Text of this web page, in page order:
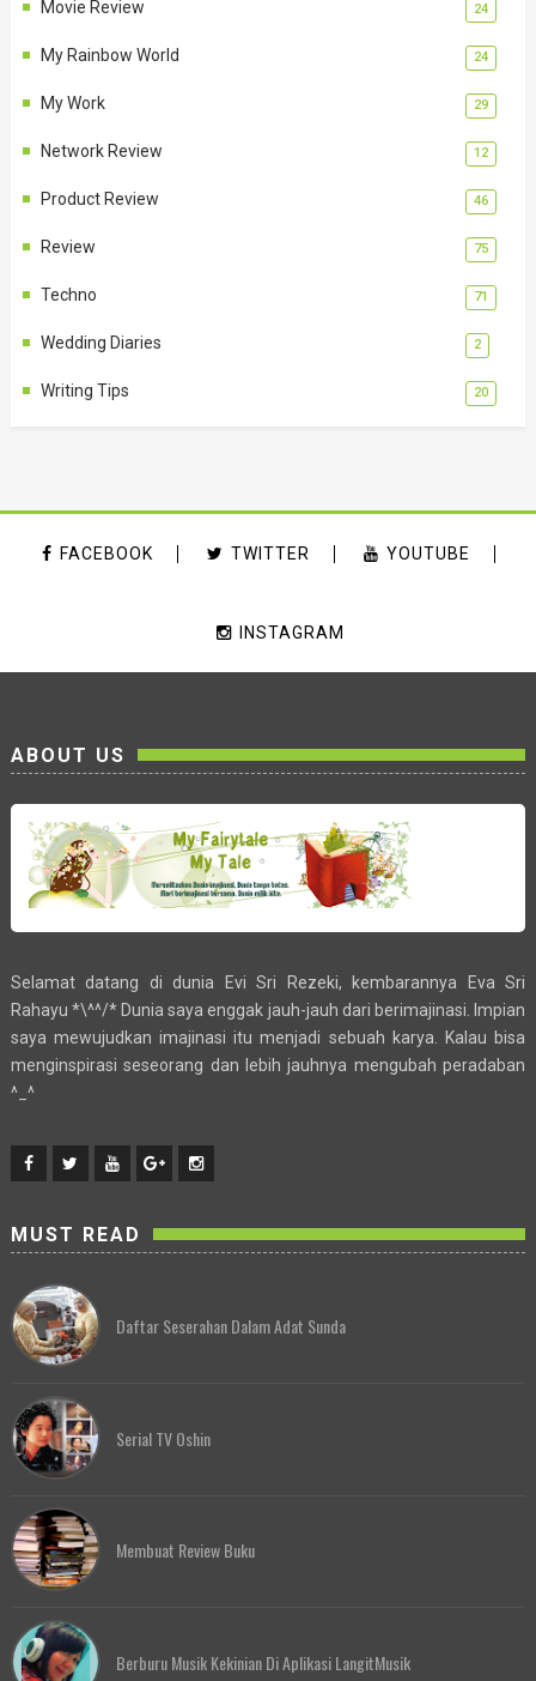
Movie Review 24
My Rainbow World 24
My Work 29
Network Review 12
Product Review 46
Review 75
Techno 71
Wedding Diaries 2
Writing Tips 20
FACEBOOK TWITTER YOUTUBE
INSTAGRAM
ABOUT US
Selamat datang di dunia Evi Sri Rezeki, kembarannya Eva Sri
Rahayu *\^^/* Dunia saya enggak jauh-jauh dari berimajinasi. Impian
saya mewujudkan imajinasi itu menjadi sebuah karya. Kalau bisa
menginspirasi seseorang dan lebih jauhnya mengubah peradaban
^_^
MUST READ
Daftar Seserahan Dalam Adat Sunda
Serial TV Oshin
Membuat Review Buku
Berburu Musik Kekinian Di Aplikasi LangitMusik